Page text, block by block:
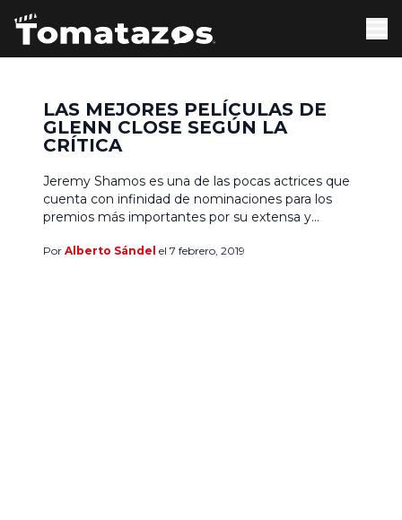
LAS MEJORES PELÍCULAS DE
GLENN CLOSE SEGÚN LA
CRÍTICA
Jeremy Shamos es una de las pocas actrices que
cuenta con infinidad de nominaciones para los
premios más importantes por su extensa y
más de veinticinco programas y películas en
Por Alberto Sándel el 7 febrero, 2019